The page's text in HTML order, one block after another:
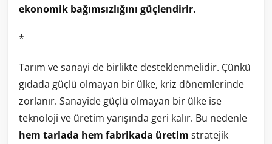
ekonomik bağımsızlığını güçlendirir.
*
Tarım ve sanayi de birlikte desteklenmelidir. Çünkü
gıdada güçlü olmayan bir ülke, kriz dönemlerinde
zorlanır. Sanayide güçlü olmayan bir ülke ise
teknoloji ve üretim yarışında geri kalır. Bu nedenle
hem tarlada hem fabrikada üretim stratejik